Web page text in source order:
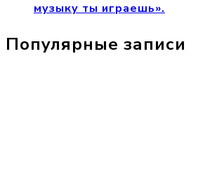
музыку ты играешь».
Популярные записи